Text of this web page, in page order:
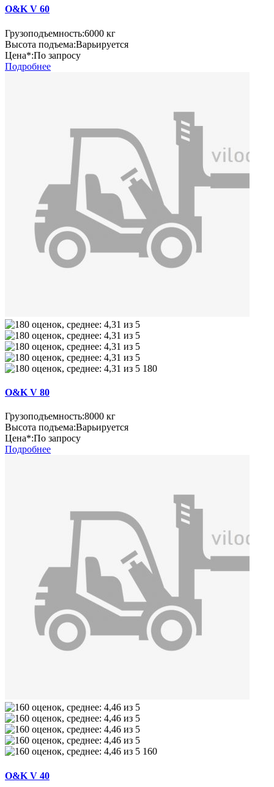
O&K V 60
Грузоподъемность:6000 кг
Высота подъема:Варьируется
Цена*:По запросу
Подробнее
180
O&K V 80
Грузоподъемность:8000 кг
Высота подъема:Варьируется
Цена*:По запросу
Подробнее
160
O&K V 40